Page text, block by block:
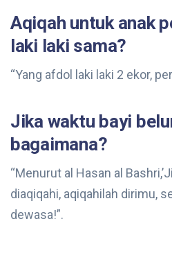
Aqiqah untuk anak
laki laki sama?
“Yang afdol laki laki 2 ekor,
Jika waktu bayi
bagaimana?
“Menurut al Hasan al
diaqiqahi, aqiqahilah dirimu,
dewasa!”.